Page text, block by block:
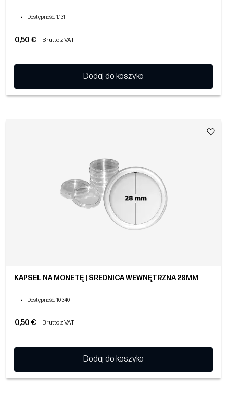
• Dostępność: 1,131
0,50 € Brutto z VAT
Dodaj do koszyka
KAPSEL NA MONETĘ | ŚREDNICA WEWNĘTRZNA 28MM
• Dostępność: 10,340
0,50 € Brutto z VAT
Dodaj do koszyka